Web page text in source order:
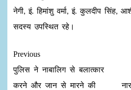
नेगी, इं. हिमांशु वर्मा, इं. कुलदीप सिंह,
सदस्य उपस्थित रहे।
Previous
पुलिस ने नाबालिग से बलात्कार
करने और जान से मारने की